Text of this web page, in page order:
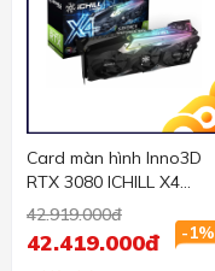
Card màn hình Inno3D
RTX 3080 ICHILL X4
10GB (10GB GDD6X,
320-bit, HDMI +DP, 2x8-
pin)
42.919.000đ
-1%
42.419.000đ